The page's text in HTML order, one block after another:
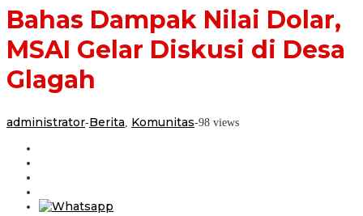
Bahas Dampak Nilai Dolar,
MSAI Gelar Diskusi di Desa
Glagah
administrator-Berita Komunitas-98 views